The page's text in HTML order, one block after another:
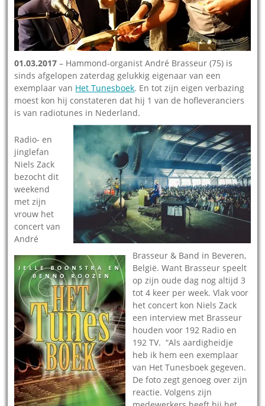
01.03.2017 – Hammond-organist André Brasseur (75) is
sinds afgelopen zaterdag gelukkig eigenaar van een
exemplaar van Het Tunesboek. En tot zijn eigen verbazing
moest kon hij constateren dat hij 1 van de hofleveranciers
is van radiotunes in Nederland.
Radio- en
jinglefan
Niels Zack
bezocht dit
weekend
met zijn
vrouw het
concert van
André
Brasseur & Band in Beveren,
België. Want Brasseur speelt
op zijn oude dag nog altijd 3
tot 4 keer per week. Vlak voor
het concert kon Niels Zack
een interview met Brasseur
houden voor 192 Radio en
192 TV. “Als aardigheidje
heb ik hem een exemplaar
van Het Tunesboek gegeven.
De foto zegt genoeg over zijn
reactie. Volgens zijn